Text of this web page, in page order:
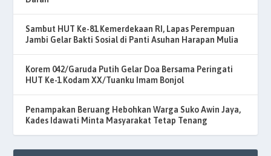
Sambut HUT Ke-81 Kemerdekaan RI, Lapas Perempuan
Jambi Gelar Bakti Sosial di Panti Asuhan Harapan Mulia
Korem 042/Garuda Putih Gelar Doa Bersama Peringati
HUT Ke-1 Kodam XX/Tuanku Imam Bonjol
Penampakan Beruang Hebohkan Warga Suko Awin Jaya,
Kades Idawati Minta Masyarakat Tetap Tenang